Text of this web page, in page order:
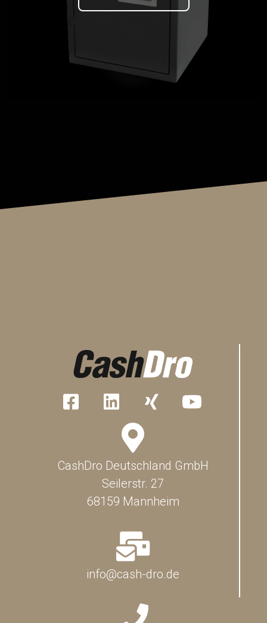
CashDro Deutschland GmbH
Seilerstr. 27
68159 Mannheim
info@cash-dro.de